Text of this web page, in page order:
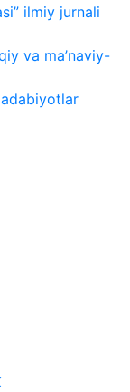
ilmiy jurnali
va ma’naviy-